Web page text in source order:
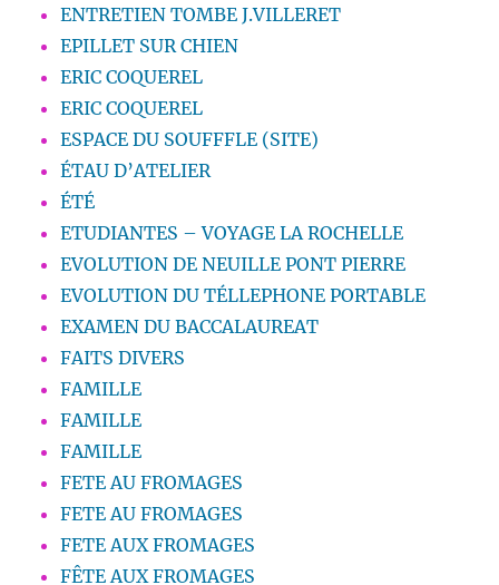
ENTRETIEN TOMBE J.VILLERET
EPILLET SUR CHIEN
ERIC COQUEREL
ERIC COQUEREL
ESPACE DU SOUFFFLE (SITE)
ÉTAU D’ATELIER
ÉTÉ
ETUDIANTES – VOYAGE LA ROCHELLE
EVOLUTION DE NEUILLE PONT PIERRE
EVOLUTION DU TÉLLEPHONE PORTABLE
EXAMEN DU BACCALAUREAT
FAITS DIVERS
FAMILLE
FAMILLE
FAMILLE
FETE AU FROMAGES
FETE AU FROMAGES
FETE AUX FROMAGES
FÊTE AUX FROMAGES